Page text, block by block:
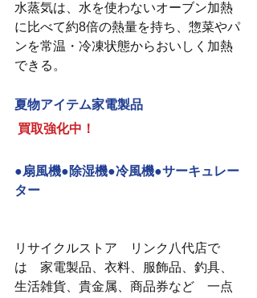
水蒸気は、水を使わないオーブン加熱
に比べて約8倍の熱量を持ち、惣菜やパ
ンを常温・冷凍状態からおいしく加熱
できる。
夏物アイテム家電製品
買取強化中！
●扇風機●除湿機●冷風機●サーキュレー
ター
リサイクルストア　リンク八代店で
は　家電製品、衣料、服飾品、釣具、
生活雑貨、貴金属、商品券など　一点